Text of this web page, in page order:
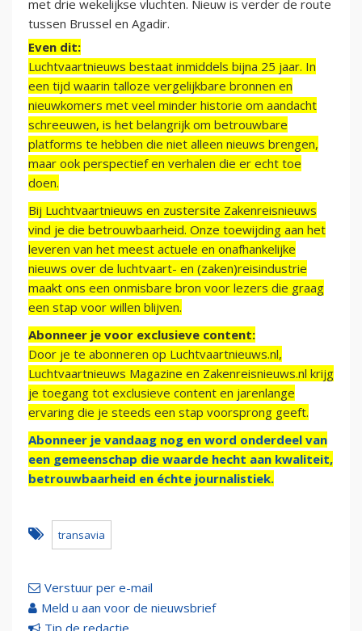
met drie wekelijkse vluchten. Nieuw is verder de route
tussen Brussel en Agadir.
Even dit:
Luchtvaartnieuws bestaat inmiddels bijna 25 jaar. In
een tijd waarin talloze vergelijkbare bronnen en
nieuwkomers met veel minder historie om aandacht
schreeuwen, is het belangrijk om betrouwbare
platforms te hebben die niet alleen nieuws brengen,
maar ook perspectief en verhalen die er echt toe
doen.
Bij Luchtvaartnieuws en zustersite Zakenreisnieuws
vind je die betrouwbaarheid. Onze toewijding aan het
leveren van het meest actuele en onafhankelijke
nieuws over de luchtvaart- en (zaken)reisindustrie
maakt ons een onmisbare bron voor lezers die graag
een stap voor willen blijven.
Abonneer je voor exclusieve content:
Door je te abonneren op Luchtvaartnieuws.nl,
Luchtvaartnieuws Magazine en Zakenreisnieuws.nl krijg
je toegang tot exclusieve content en jarenlange
ervaring die je steeds een stap voorsprong geeft.
Abonneer je vandaag nog en word onderdeel van
een gemeenschap die waarde hecht aan kwaliteit,
betrouwbaarheid en échte journalistiek.
transavia
Verstuur per e-mail
Meld u aan voor de nieuwsbrief